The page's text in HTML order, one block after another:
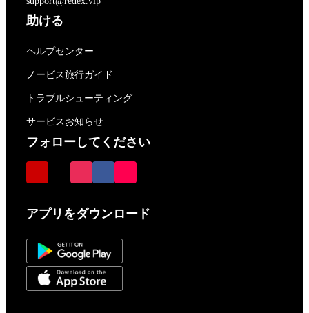
助ける
ヘルプセンター
ノービス旅行ガイド
トラブルシューティング
サービスお知らせ
フォローしてください
アプリをダウンロード